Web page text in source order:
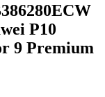
P10
9 Premium